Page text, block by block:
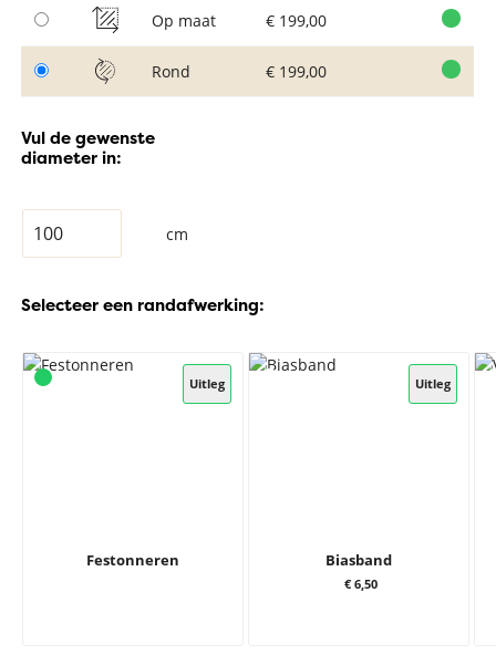
Op maat € 199,00
Rond € 199,00
Vul de gewenste
diameter in:
cm
Selecteer een randafwerking:
Uitleg
Festonneren
Uitleg
Biasband
€ 6,50